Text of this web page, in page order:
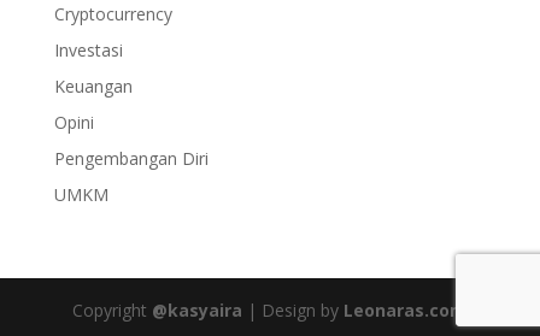
Cryptocurrency
Investasi
Keuangan
Opini
Pengembangan Diri
UMKM
Copyright @kasyaira | Design by Leonaras.com